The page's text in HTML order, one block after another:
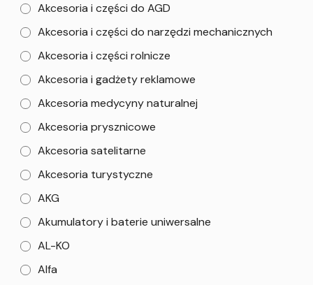
Akcesoria i części do AGD
Akcesoria i części do narzędzi mechanicznych
Akcesoria i części rolnicze
Akcesoria i gadżety reklamowe
Akcesoria medycyny naturalnej
Akcesoria prysznicowe
Akcesoria satelitarne
Akcesoria turystyczne
AKG
Akumulatory i baterie uniwersalne
AL-KO
Alfa